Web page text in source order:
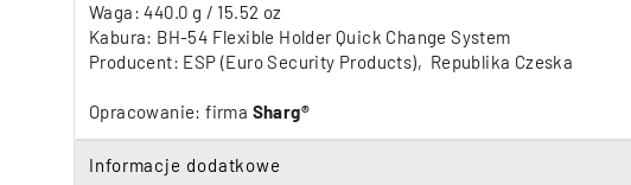
Waga: 440.0 g / 15.52 oz
Kabura: BH-54 Flexible HolderQuick Change System
Producent: ESP (Euro Security Products), Republika Czeska
Opracowanie: firma Sharg®
Informacje dodatkowe